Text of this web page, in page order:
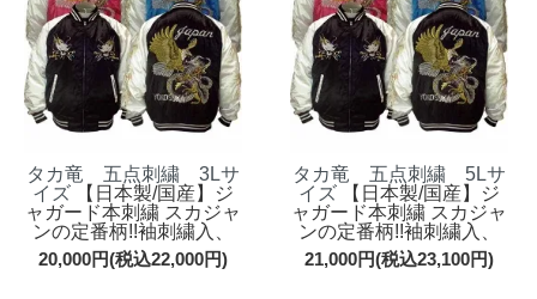
タカ竜 五点刺繍 3Lサ
イズ【日本製/国産】ジ
ャガード本刺繍 スカジャ
ンの定番柄!!袖刺繍入、
20,000円(税込22,000円)
タカ竜 五点刺繍 5Lサ
イズ【日本製/国産】ジ
ャガード本刺繍 スカジャ
ンの定番柄!!袖刺繍入、
21,000円(税込23,100円)